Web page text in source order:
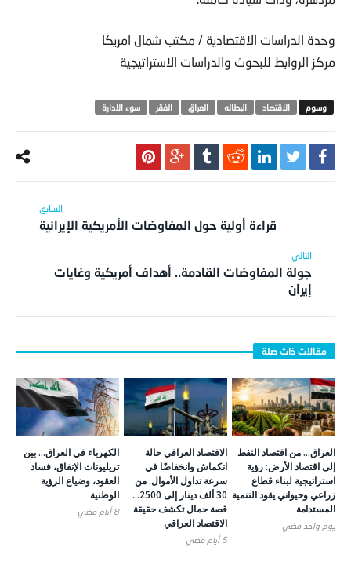
وحدة الدراسات الاقتصادية / مكتب شمال امريكا
مركز الروابط للبحوث والدراسات الاستراتيجية
الاقتصاد البطاله العراق الفقر سوء الادارة
قراءة أولية حول المفاوضات الأمريكية الإيرانية
جولة المفاوضات القادمة.. أهداف أمريكية وغايات
إيران
العراق… من اقتصاد النفط
إلى اقتصاد الأرض: رؤية
استراتيجية لبناء قطاع
زراعي وحيواني يقود التنمية
المستدامة
يوم واحد ‎مضي
الاقتصاد العراقي حالة
انكماش وانخفاضًا في
سرعة تداول الأموال. من
30 ألف دينار إلى 2500…
قصة حمال تكشف حقيقة
الاقتصاد العراقي
5 أيام ‎مضي
الكهرباء في العراق… بين
تريليونات الإنفاق، فساد
العقود، وضياع الرؤية
الوطنية
8 أيام ‎مضي